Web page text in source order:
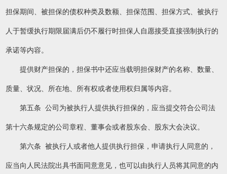
担保期间、被担保的债权种类及数额、担保范围、担保方式、被执行
人于暂缓执行期限届满后仍不履行时担保人自愿接受直接强制执行的
承诺等内容。
提供财产担保的，担保书中还应当载明担保财产的名称、数量、
质量、状况、所在地、所有权或者使用权归属等内容。
第五条 公司为被执行人提供执行担保的，应当提交符合公司法
第十六条规定的公司章程、董事会或者股东会、股东大会决议。
第六条 被执行人或者他人提供执行担保，申请执行人同意的，
应当向人民法院出具书面同意意见，也可以由执行人员将其同意的内